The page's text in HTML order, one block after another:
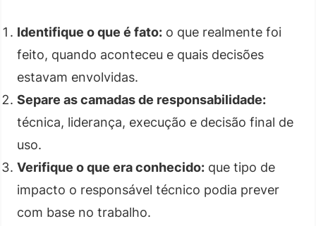
Identifique o que é fato: o que realmente foi
feito, quando aconteceu e quais decisões
estavam envolvidas.
Separe as camadas de responsabilidade:
técnica, liderança, execução e decisão final de
uso.
Verifique o que era conhecido: que tipo de
impacto o responsável técnico podia prever
com base no trabalho.